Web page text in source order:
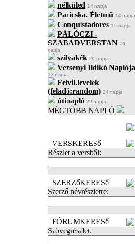
nélküled 14 napja
Paricska. Életmű 14 napja
Conquistadores 15 napja
PÁLÓCZI -
SZABADVERSTAN 16
napja
szilvakék 20 napja
Vezsenyi Ildikó Naplója
23 napja
Felvil.levelek
(feladó:random) 24 napja
útinapló 29 napja
MÉGTÖBB NAPLÓ
VERSKERESő
Részlet a versből:
SZERZőKERESő
Szerző névrészletre:
FÓRUMKERESő
Szövegrészlet: